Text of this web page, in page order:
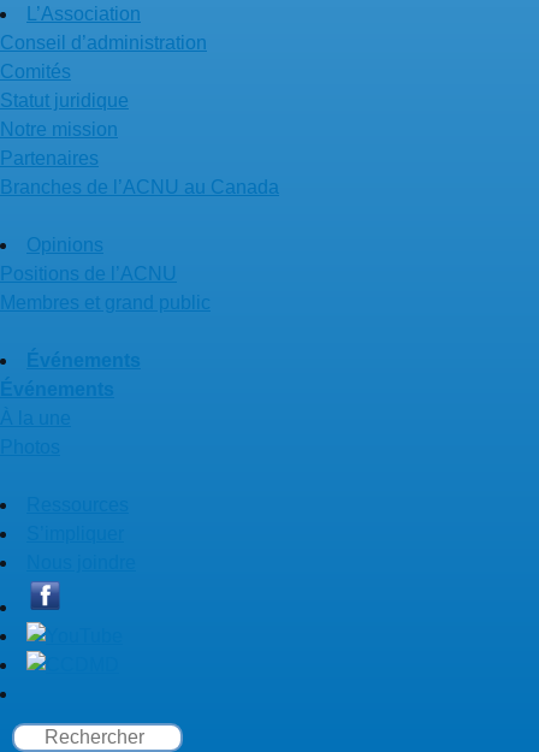
L’Association
Conseil d’administration
Comités
Statut juridique
Notre mission
Partenaires
Branches de l’ACNU au Canada
Opinions
Positions de l’ACNU
Membres et grand public
Événements
Événements